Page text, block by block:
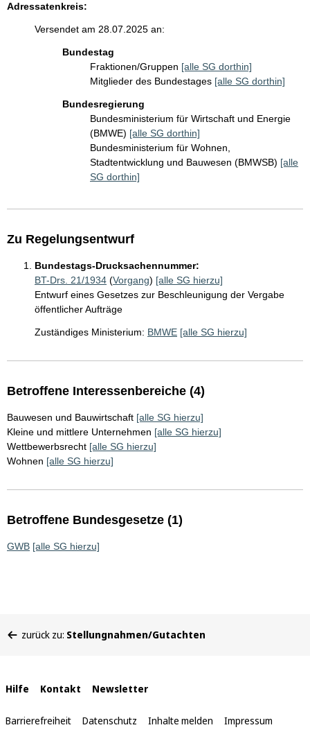
Adressatenkreis:
Versendet am 28.07.2025 an:
Bundestag
Fraktionen/Gruppen [alle SG dorthin]
Mitglieder des Bundestages [alle SG dorthin]
Bundesregierung
Bundesministerium für Wirtschaft und Energie
(BMWE) [alle SG dorthin]
Bundesministerium für Wohnen,
Stadtentwicklung und Bauwesen (BMWSB) [alle
SG dorthin]
Zu Regelungsentwurf
Bundestags-Drucksachennummer:
BT-Drs. 21/1934 (Vorgang) [alle SG hierzu]
Entwurf eines Gesetzes zur Beschleunigung der Vergabe
öffentlicher Aufträge
Zuständiges Ministerium: BMWE [alle SG hierzu]
Betroffene Interessenbereiche (4)
Bauwesen und Bauwirtschaft [alle SG hierzu]
Kleine und mittlere Unternehmen [alle SG hierzu]
Wettbewerbsrecht [alle SG hierzu]
Wohnen [alle SG hierzu]
Betroffene Bundesgesetze (1)
GWB [alle SG hierzu]
befinden
zurück zu: Stellungnahmen/Gutachten
Interne
Links
Hilfe Kontakt Newsletter
Barrierefreiheit Datenschutz Inhalte melden Impressum